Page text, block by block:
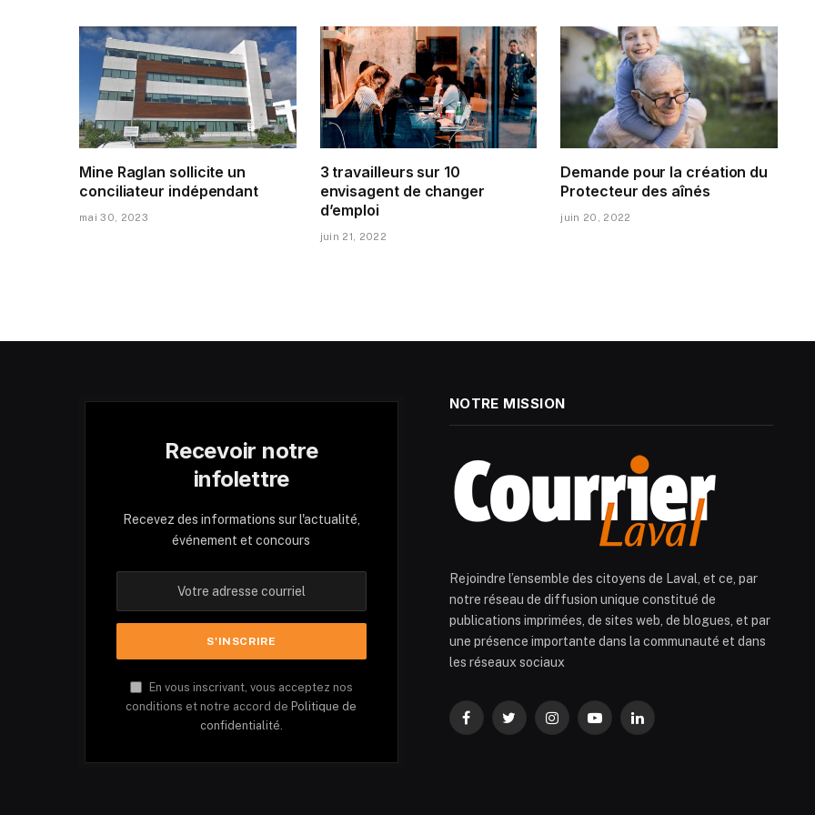
Mine Raglan sollicite un
conciliateur indépendant
mai 30, 2023
3 travailleurs sur 10
envisagent de changer
d’emploi
juin 21, 2022
Demande pour la création du
Protecteur des aînés
juin 20, 2022
Recevoir notre
infolettre
Recevez des informations sur l'actualité,
événement et concours
En vous inscrivant, vous acceptez nos
conditions et notre accord de Politique de
confidentialité.
NOTRE MISSION
Rejoindre l’ensemble des citoyens de Laval, et ce, par
notre réseau de diffusion unique constitué de
publications imprimées, de sites web, de blogues, et par
une présence importante dans la communauté et dans
les réseaux sociaux
FacebookTwitterInstagramYouTubeLinkedIn